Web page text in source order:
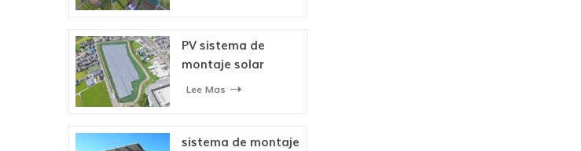
PV sistema de
montaje solar
flotante
Lee Mas
sistema de montaje